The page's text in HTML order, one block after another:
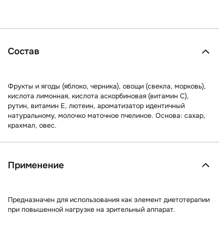
Состав
Фрукты и ягоды (яблоко, черника), овощи (свекла, морковь),
кислота лимонная, кислота аскорбиновая (витамин С),
рутин, витамин Е, лютеин, ароматизатор идентичный
натуральному, молочко маточное пчелиное. Основа: сахар,
крахмал, овес.
Применение
Предназначен для использования как элемент диетотерапии
при повышенной нагрузке на зрительный аппарат.